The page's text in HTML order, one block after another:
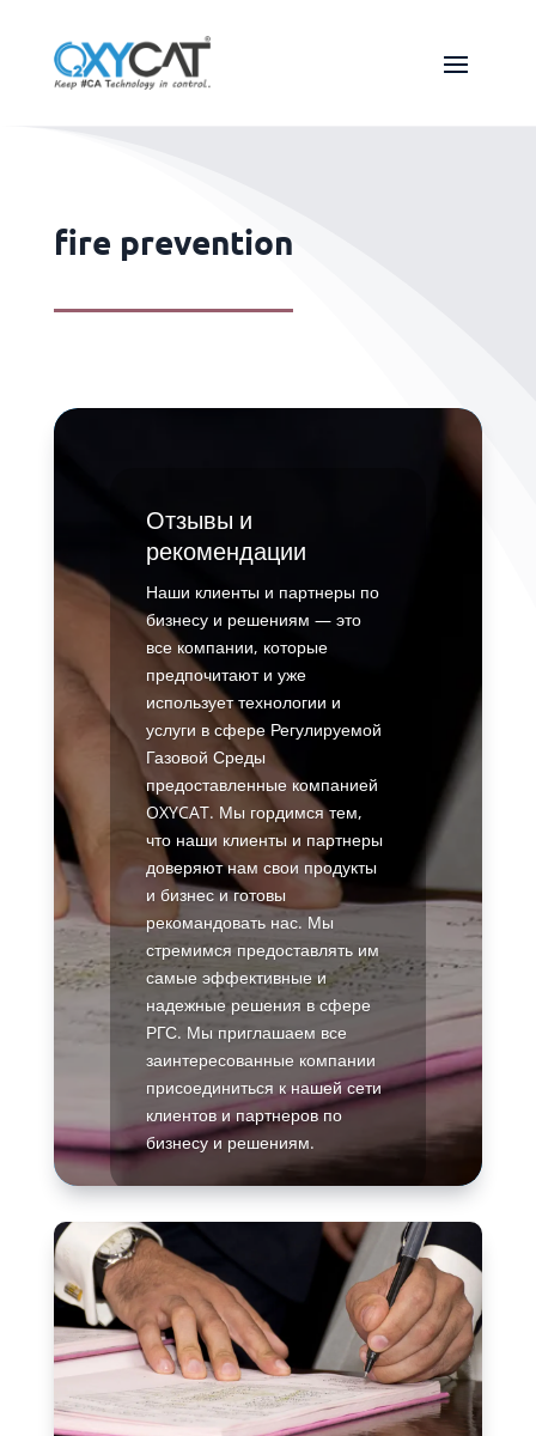
fire prevention
Отзывы и
рекомендации
Наши клиенты и партнеры по
бизнесу и решениям — это
все компании, которые
предпочитают и уже
использует технологии и
услуги в сфере Регулируемой
Газовой Среды
предоставленные компанией
OXYCAT. Мы гордимся тем,
что наши клиенты и партнеры
доверяют нам свои продукты
и бизнес и готовы
рекомандовать нас. Мы
стремимся предоставлять им
самые эффективные и
надежные решения в сфере
РГС. Мы приглашаем все
заинтересованные компании
присоединиться к нашей сети
клиентов и партнеров по
бизнесу и решениям.
Подробнее